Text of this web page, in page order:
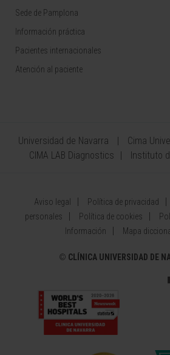
Sede de Pamplona
Información práctica
Pacientes internacionales
Atención al paciente
Universidad de Navarra
Cima
CIMA LAB Diagnostics
Instituto
Aviso legal Política de privacidad
personales
Política de cookies
Información
Mapa
© CLÍNICA UNIVERSIDAD DE